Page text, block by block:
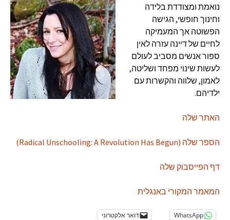
נואמת ומצודדת בלידה
וחינוך חופשי, הגישה
הפשוטה אך המעמיקה
לחיים של דיינה עזרה לאין
ספור אנשים מסביב לעולם
לעשות שינוי מפחד ושליטה,
לאמון, שלווה והקשרות עם
ילדיהם.
האתר שלה
הספר שלה (Radical Unschooling: A Revolution Has Begun)
דף הפייסבוק שלה
המאמר המקורי באנגלית
WhatsApp דואר אלקטרוני